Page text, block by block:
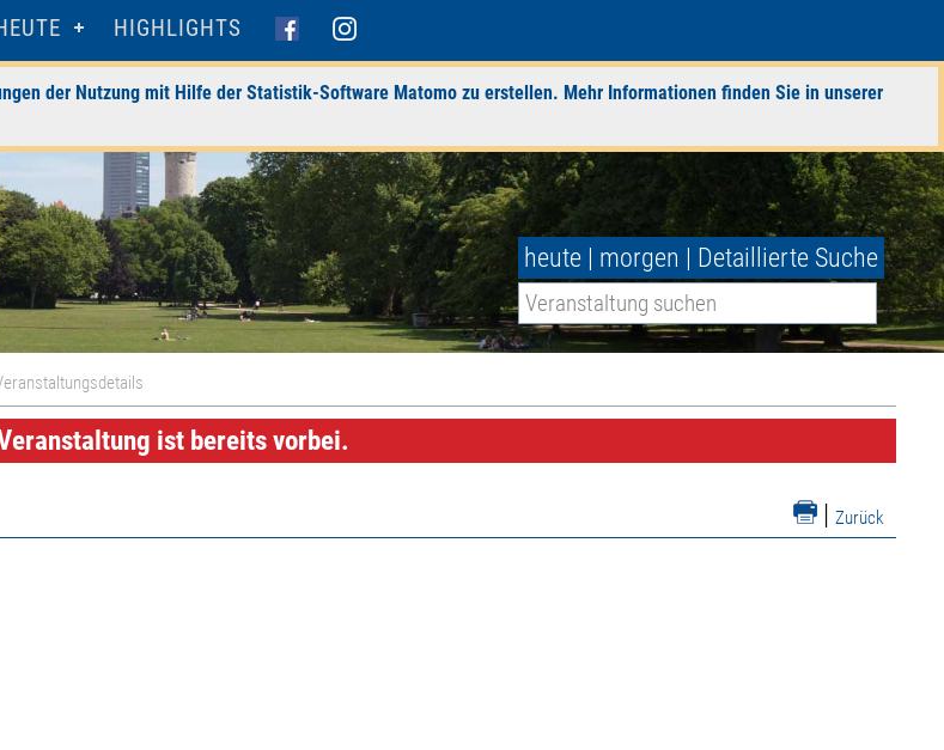
HIGHLIGHTS
der Nutzung mit Hilfe der Statistik-Software Matomo zu erstellen. Mehr Informationen finden Sie in unserer
heute | morgen | Detaillierte Suche
ist bereits vorbei.
| Zurück